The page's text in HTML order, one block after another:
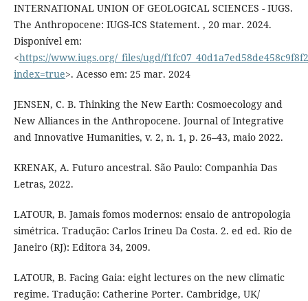
INTERNATIONAL UNION OF GEOLOGICAL SCIENCES - IUGS.
The Anthropocene: IUGS-ICS Statement. , 20 mar. 2024.
Disponível em:
<https://www.iugs.org/_files/ugd/
index=true>. Acesso em: 25 mar. 2024
JENSEN, C. B. Thinking the New Earth: Cosmoecology and
New Alliances in the Anthropocene. Journal of Integrative
and Innovative Humanities, v. 2, n. 1, p. 26–43, maio 2022.
KRENAK, A. Futuro ancestral. São Paulo: Companhia Das
Letras, 2022.
LATOUR, B. Jamais fomos modernos: ensaio de antropologia
simétrica. Tradução: Carlos Irineu Da Costa. 2. ed ed. Rio de
Janeiro (RJ): Editora 34, 2009.
LATOUR, B. Facing Gaia: eight lectures on the new climatic
regime. Tradução: Catherine Porter. Cambridge, UK/